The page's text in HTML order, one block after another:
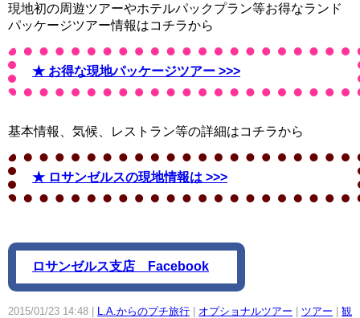
現地初の周遊ツアーやホテルパックプラン等お得なランド
パッケージツアー情報はコチラから
★ お得な現地パッケージツアー >>>
基本情報、気候、レストラン等の詳細はコチラから
★ ロサンゼルスの現地情報は >>>
ロサンゼルス支店 Facebook
2015/01/23 14:48 L.A.からのプチ旅行 オプショナルツアー ツアー
観